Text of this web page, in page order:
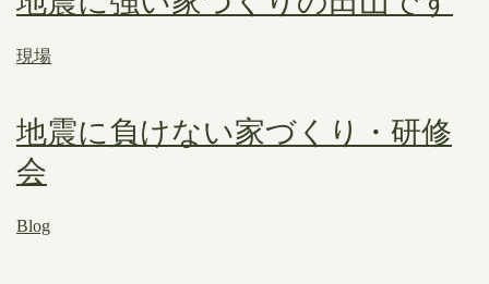
現場
地震に負けない家づくり・研修
会
Blog